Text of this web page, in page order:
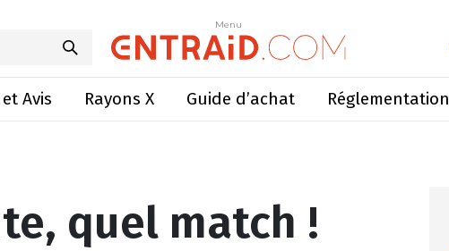
Menu
Avis Rayons X Guide d’achat Réglementation
Menu
! C’est l’actualité agricole de la semaine
quel match !